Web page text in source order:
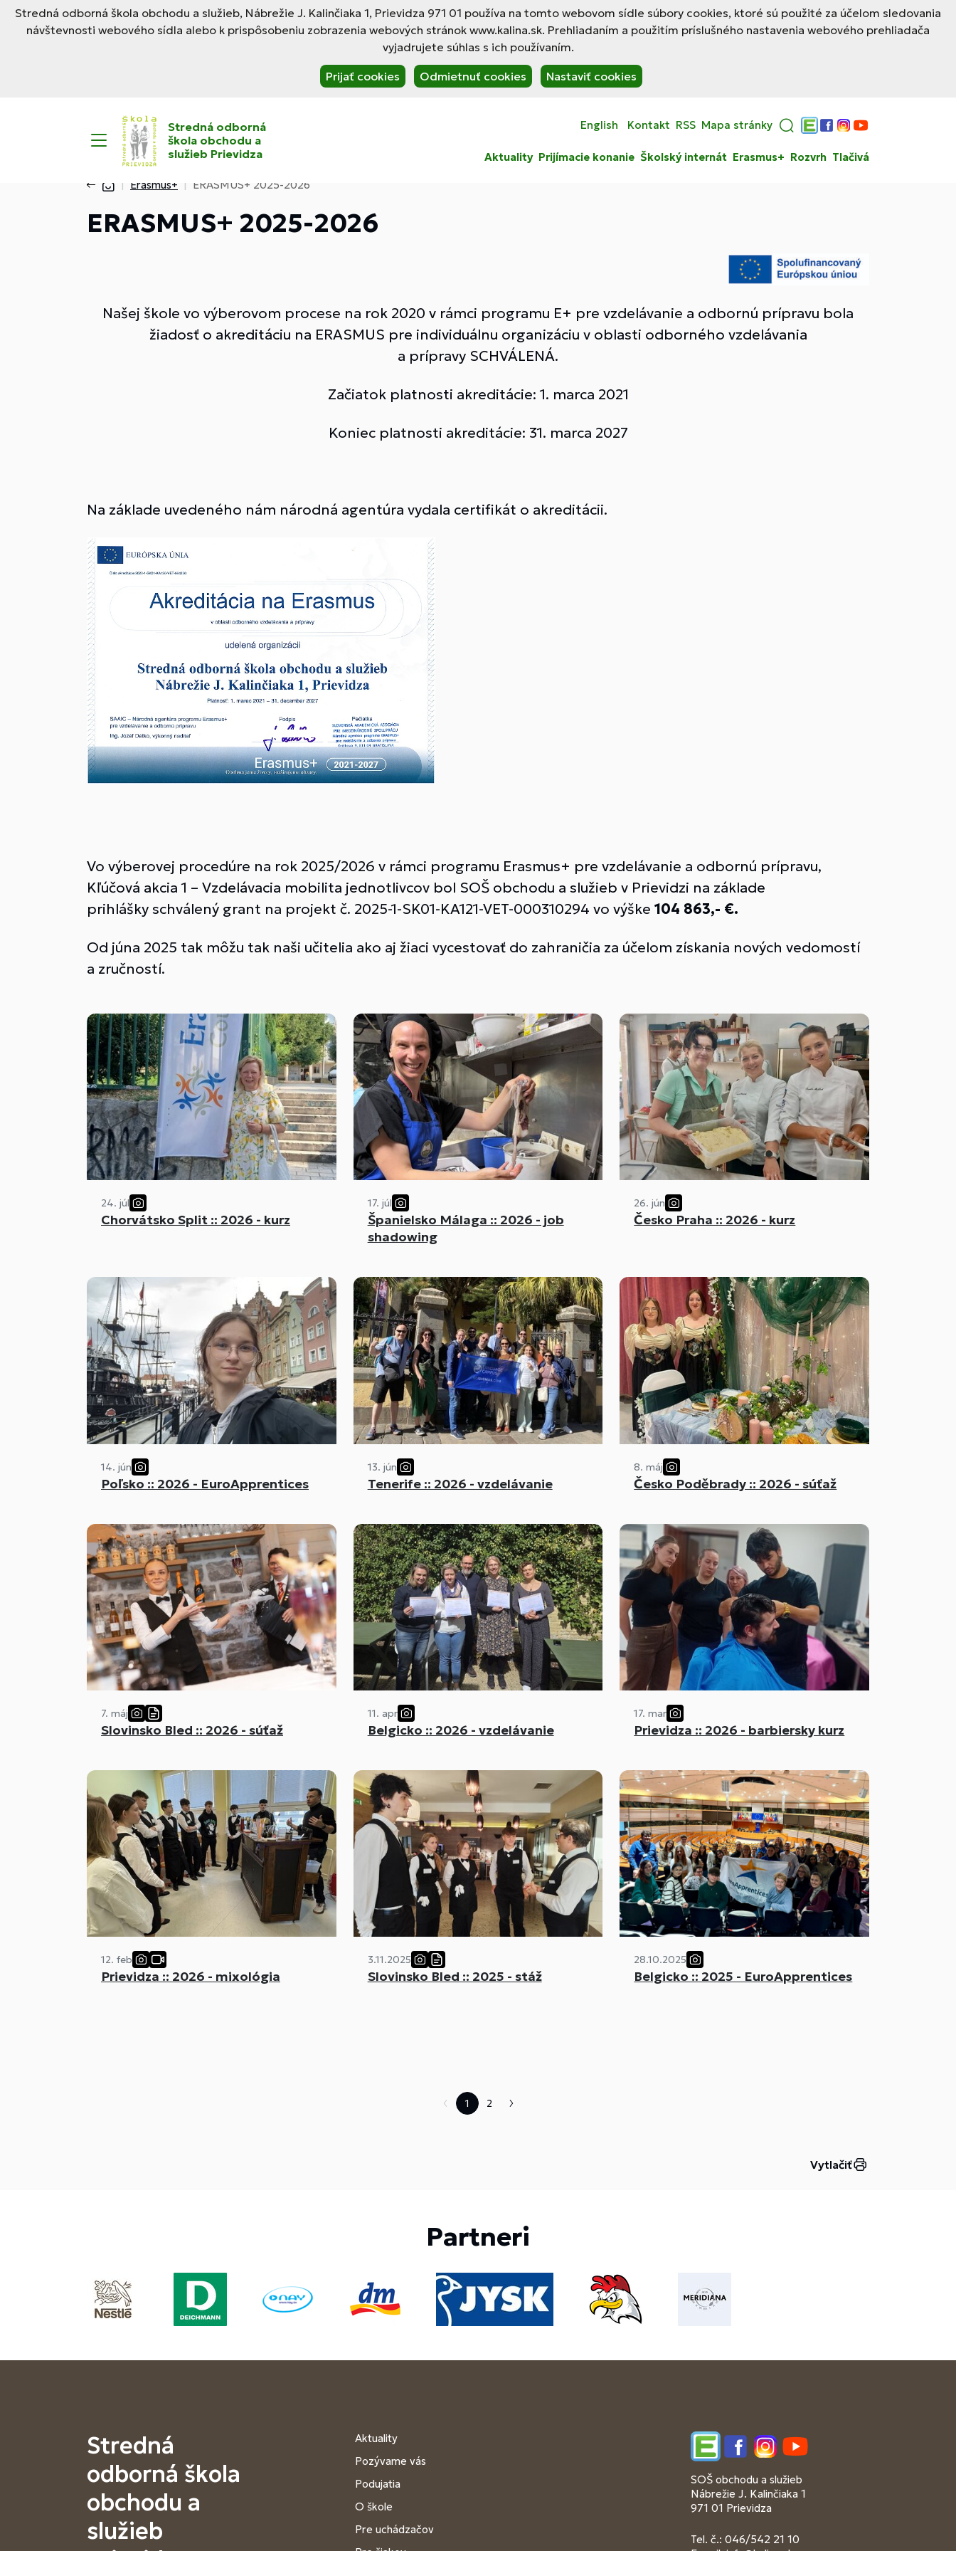
Stredná odborná škola obchodu a služieb, Nábrežie J. Kalinčiaka 1, Prievidza 971 01 používa na tomto webovom sídle súbory cookies, ktoré sú použité za účelom sledovania
návštevnosti webového sídla alebo k prispôsobeniu zobrazenia webových stránok www.kalina.sk. Prehliadaním a použitím príslušného nastavenia webového prehliadača
vyjadrujete súhlas s ich používaním.
Prijať cookies Odmietnuť cookies Nastaviť cookies
Stredná odborná
škola obchodu a
služieb Prievidza
English Kontakt RSS Mapa stránky
Edupage
Facebook
Instagram
YouTube
Aktuality Prijímacie konanie Školský internát Erasmus+ Rozvrh Tlačivá
Erasmus+ ERASMUS+ 2025-2026
ERASMUS+ 2025-2026
Našej škole vo výberovom procese na rok 2020 v rámci programu E+ pre vzdelávanie a odbornú prípravu bola
žiadosť o akreditáciu na ERASMUS pre individuálnu organizáciu v oblasti odborného vzdelávania
a prípravy SCHVÁLENÁ.
Začiatok platnosti akreditácie: 1. marca 2021
Koniec platnosti akreditácie: 31. marca 2027
Na základe uvedeného nám národná agentúra vydala certifikát o akreditácii.
Vo výberovej procedúre na rok 2025/2026 v rámci programu Erasmus+ pre vzdelávanie a odbornú prípravu,
Kľúčová akcia 1 – Vzdelávacia mobilita jednotlivcov bol SOŠ obchodu a služieb v Prievidzi na základe
prihlášky schválený grant na projekt č. 2025-1-SK01-KA121-VET-000310294 vo výške 104 863,- €.
Od júna 2025 tak môžu tak naši učitelia ako aj žiaci vycestovať do zahraničia za účelom získania nových vedomostí
a zručností.
24. júl
Chorvátsko Split :: 2026 - kurz
17. júl
Španielsko Málaga :: 2026 - job
shadowing
26. jún
Česko Praha :: 2026 - kurz
14. jún
Poľsko :: 2026 - EuroApprentices
13. jún
Tenerife :: 2026 - vzdelávanie
8. máj
Česko Poděbrady :: 2026 - súťaž
7. máj
Slovinsko Bled :: 2026 - súťaž
11. apr
Belgicko :: 2026 - vzdelávanie
17. mar
Prievidza :: 2026 - barbiersky kurz
12. feb
Prievidza :: 2026 - mixológia
3.11.2025
Slovinsko Bled :: 2025 - stáž
28.10.2025
Belgicko :: 2025 - EuroApprentices
1 2
Vytlačiť
Partneri
Stredná
odborná škola
obchodu a
služieb
Aktuality
Pozývame vás
Podujatia
O škole
Pre uchádzačov
EdupageFacebookInstagramYouTube
SOŠ obchodu a služieb
Nábrežie J. Kalinčiaka 1
971 01 Prievidza
Tel. č.: 046/542 21 10